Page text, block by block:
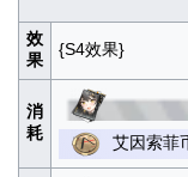
效
果
{S4效果}
消
耗
艾因索菲